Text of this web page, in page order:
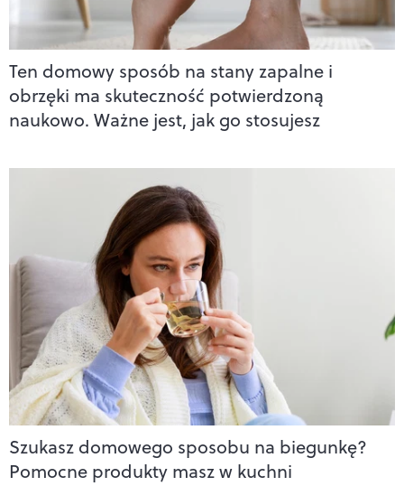
Ten domowy sposób na stany zapalne i
obrzęki ma skuteczność potwierdzoną
naukowo. Ważne jest, jak go stosujesz
Szukasz domowego sposobu na biegunkę?
Pomocne produkty masz w kuchni